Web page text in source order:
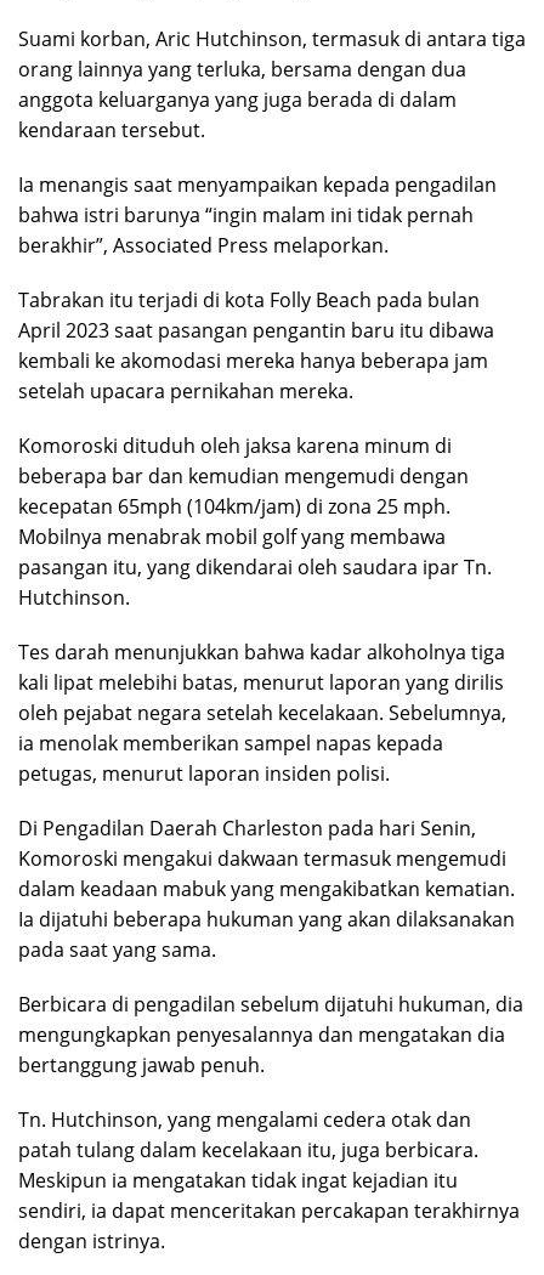
Suami korban, Aric Hutchinson, termasuk di antara tiga
orang lainnya yang terluka, bersama dengan dua
anggota keluarganya yang juga berada di dalam
kendaraan tersebut.
Ia menangis saat menyampaikan kepada pengadilan
bahwa istri barunya “ingin malam ini tidak pernah
berakhir”, Associated Press melaporkan.
Tabrakan itu terjadi di kota Folly Beach pada bulan
April 2023 saat pasangan pengantin baru itu dibawa
kembali ke akomodasi mereka hanya beberapa jam
setelah upacara pernikahan mereka.
Komoroski dituduh oleh jaksa karena minum di
beberapa bar dan kemudian mengemudi dengan
kecepatan 65mph (104km/jam) di zona 25 mph.
Mobilnya menabrak mobil golf yang membawa
pasangan itu, yang dikendarai oleh saudara ipar Tn.
Hutchinson.
Tes darah menunjukkan bahwa kadar alkoholnya tiga
kali lipat melebihi batas, menurut laporan yang dirilis
oleh pejabat negara setelah kecelakaan. Sebelumnya,
ia menolak memberikan sampel napas kepada
petugas, menurut laporan insiden polisi.
Di Pengadilan Daerah Charleston pada hari Senin,
Komoroski mengakui dakwaan termasuk mengemudi
dalam keadaan mabuk yang mengakibatkan kematian.
Ia dijatuhi beberapa hukuman yang akan dilaksanakan
pada saat yang sama.
Berbicara di pengadilan sebelum dijatuhi hukuman, dia
mengungkapkan penyesalannya dan mengatakan dia
bertanggung jawab penuh.
Tn. Hutchinson, yang mengalami cedera otak dan
patah tulang dalam kecelakaan itu, juga berbicara.
Meskipun ia mengatakan tidak ingat kejadian itu
sendiri, ia dapat menceritakan percakapan terakhirnya
dengan istrinya.